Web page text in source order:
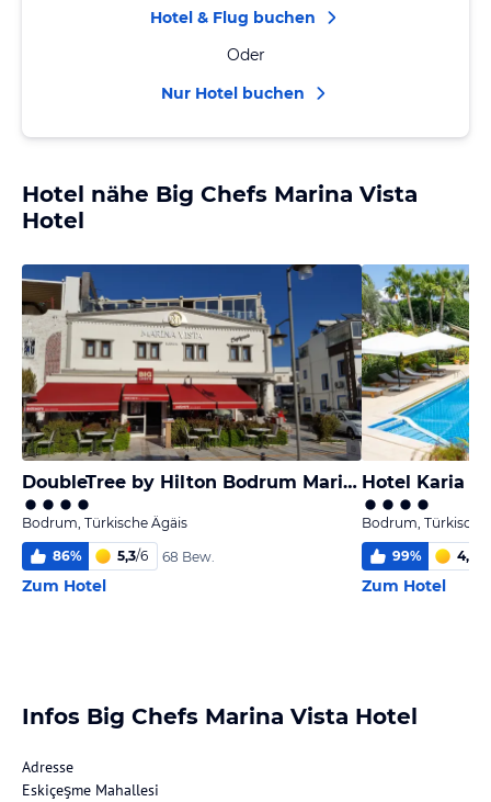
Hotel & Flug buchen
Oder
Nur Hotel buchen
Hotel nähe Big Chefs Marina Vista
Hotel
DoubleTree by Hilton Bodrum Marina Vista
Bodrum, Türkische Ägäis
86% 5,3/6 68 Bew.
Zum Hotel
Hotel Karia
Bodrum, Türkische
99% 4,8
Zum Hotel
Infos Big Chefs Marina Vista Hotel
Adresse
Eskiçeşme Mahallesi